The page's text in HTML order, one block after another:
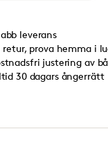
leverans
retur, prova hemma i
justering av
30 dagars ångerrätt